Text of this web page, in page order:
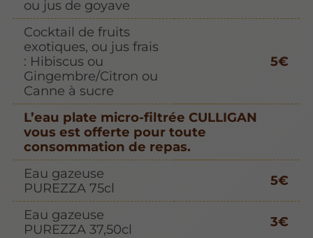
ou jus de goyave
Cocktail de fruits
exotiques, ou jus frais
: Hibiscus ou
Gingembre/Citron ou
Canne à sucre
5€
L’eau plate micro-filtrée CULLIGAN
vous est offerte pour toute
consommation de repas.
Eau gazeuse
PUREZZA 75cl
5€
Eau gazeuse
PUREZZA 37,50cl
3€